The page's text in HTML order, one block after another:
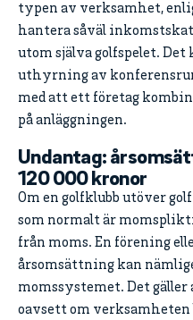
typen av verksamhet,
hantera såväl
utom själva golfspelet.
uthyrning av
med att ett företag
på anläggningen.
Undantag:
120 000 kronor
Om en golfklubb utöver
som normalt är
från moms. En förening
årsomsättning kan
momssystemet. Det
oavsett om verksamheten